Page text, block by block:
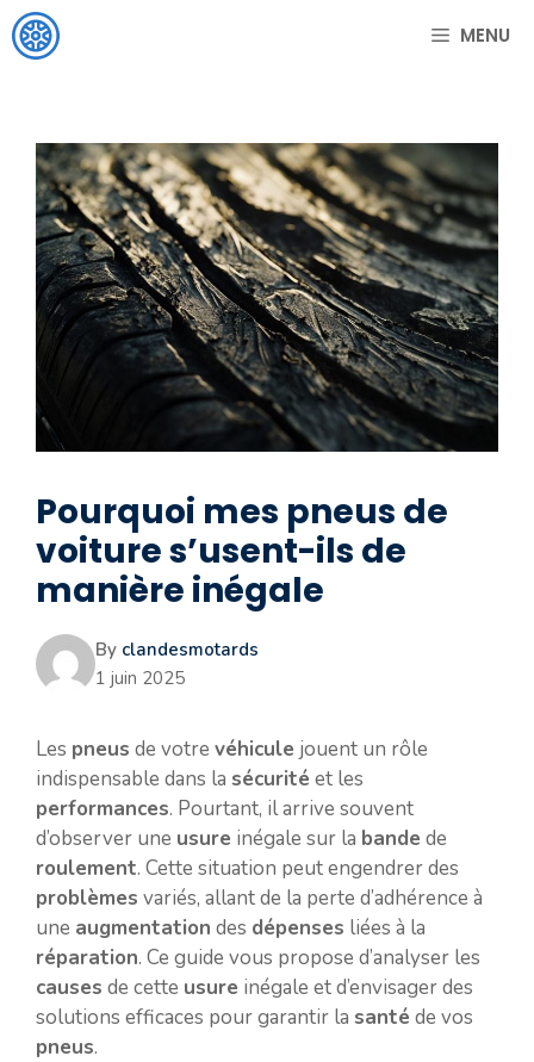
Aller
au
MENU
Pourquoi mes pneus de
voiture s’usent-ils de
manière inégale
By clandesmotards
1 juin 2025
Les pneus de votre véhicule jouent un rôle
indispensable dans la sécurité et les
performances. Pourtant, il arrive souvent
d’observer une usure inégale sur la bande de
roulement. Cette situation peut engendrer des
problèmes variés, allant de la perte d’adhérence à
une augmentation des dépenses liées à la
réparation. Ce guide vous propose d’analyser les
causes de cette usure inégale et d’envisager des
solutions efficaces pour garantir la santé de vos
pneus.